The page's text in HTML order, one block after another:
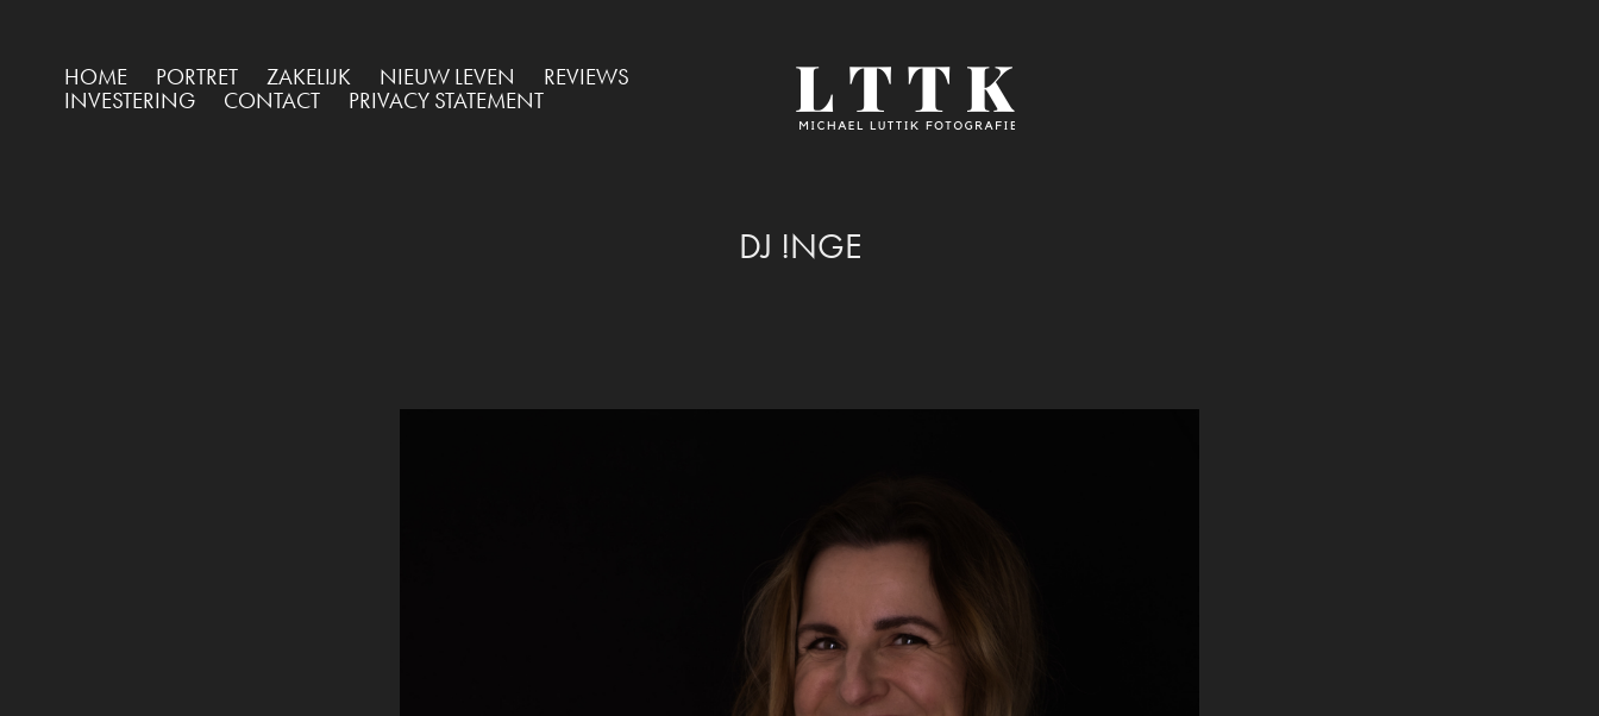
HOME PORTRET ZAKELIJK NIEUW LEVEN
REVIEWS
INVESTERING
CONTACT PRIVACY STATEMENT
DJ !NGE